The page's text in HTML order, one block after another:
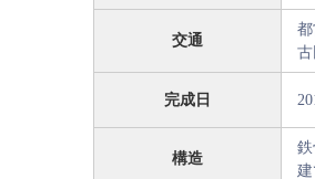
交通
完成日
構造
建